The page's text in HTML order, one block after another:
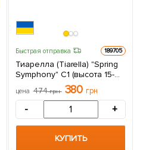
Быстрая отправка 189705
Тиарелла (Tiarella) "Spring
Symphony" С1 (высота 15-
упаковке
цена 474грн 380 грн
- +
КУПИТЬ